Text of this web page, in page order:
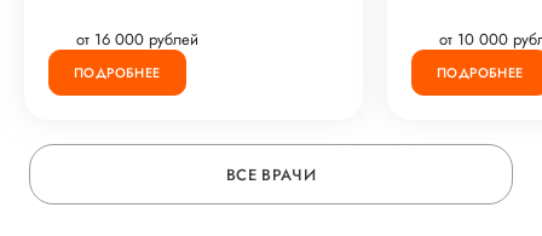
от 16 000 рублей
ПОДРОБНЕЕ
от 10 000
ПОДРОБНЕЕ
ВСЕ ВРАЧИ